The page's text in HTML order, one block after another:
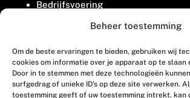
Beheer toestemming
Om de beste ervaringen te bieden, gebruiken wij
cookies om informatie over je apparaat op te slaan
Door in te stemmen met deze technologieën
surfgedrag of unieke ID's op deze site verwerken.
toestemming geeft of uw toestemming intrekt, kan
Bedrijfsvoering
Belangenbehartiging
Contact
Houttuinlaan 8